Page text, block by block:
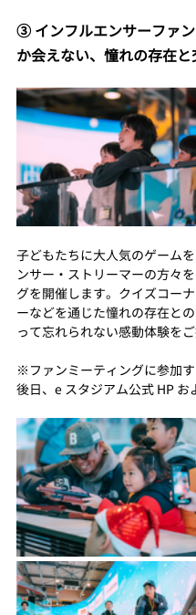
③ インフルエンサーファ
か会えない、憧れの存在と
子どもたちに大人気のゲーム
ンサー・ストリーマーの方々
グを開催します。クイズコー
ーなどを通じた憧れの存在と
って忘れられない感動体験をご
※ファンミーティングに参加
後日、e スタジアム公式 HP お